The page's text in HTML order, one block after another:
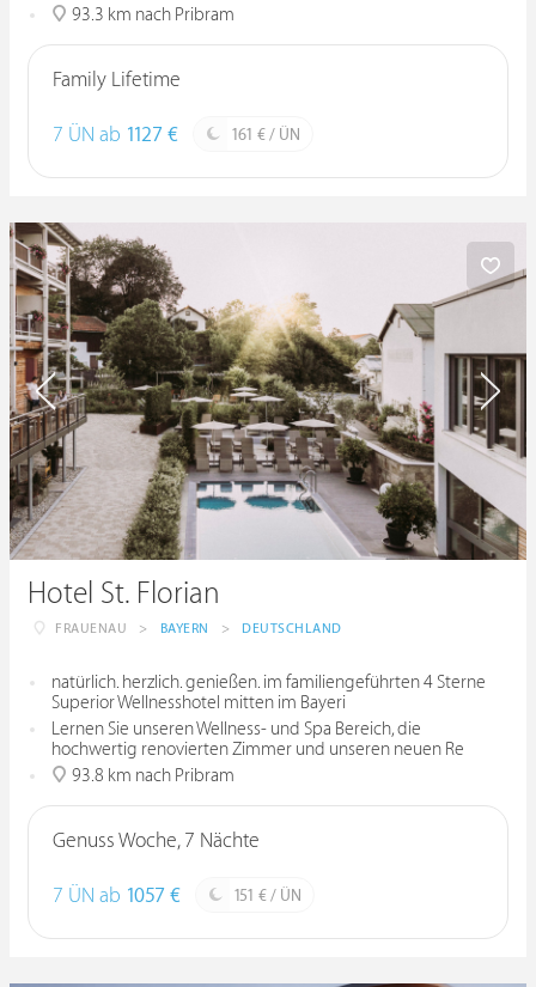
93.3 km nach Pribram
Family Lifetime
7 ÜN ab 1127 € 161 € / ÜN
Hotel St. Florian
FRAUENAU > BAYERN > DEUTSCHLAND
natürlich. herzlich. genießen. im familiengeführten 4 Sterne
Superior Wellnesshotel mitten im Bayeri
Lernen Sie unseren Wellness- und Spa Bereich, die
hochwertig renovierten Zimmer und unseren neuen Re
93.8 km nach Pribram
Genuss Woche, 7 Nächte
7 ÜN ab 1057 € 151 € / ÜN